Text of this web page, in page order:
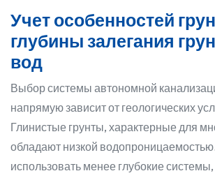
Учет особенностей
глубины залегания
вод
Выбор системы автономной
напрямую зависит от геологических
Глинистые грунты, характерные для
обладают низкой
использовать менее глубокие